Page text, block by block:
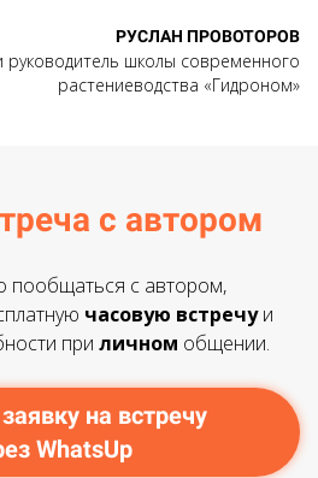
РУСЛАН ПРОВОТОРОВ
руководитель школы современного
растениеводства «Гидроном»
с автором
пообщаться с автором,
часовую встречуи
при личном общении.
на встречу
WhatsUp